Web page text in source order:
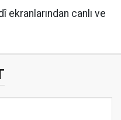
ekranlarından canlı ve